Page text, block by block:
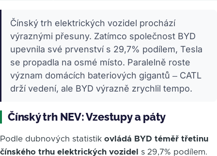
Čínský trh elektrických vozidel prochází
výraznými přesuny. Zatímco společnost BYD
upevnila své prvenství s 29,7% podílem, Tesla
se propadla na osmé místo. Paralelně roste
význam domácích bateriových gigantů – CATL
drží vedení, ale BYD výrazně zrychlil tempo.
Čínský trh NEV: Vzestupy a páty
Podle dubnových statistik ovládá BYD téměř třetinu
čínského trhu elektrických vozidel
s 29,7% podílem.